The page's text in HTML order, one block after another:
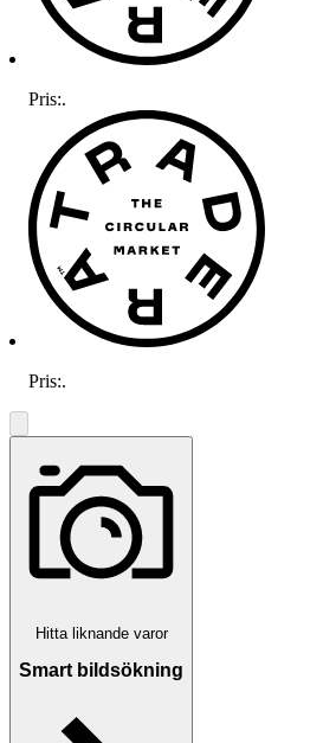
Pris:.
Pris:.
Hitta liknande varor
Smart bildsökning